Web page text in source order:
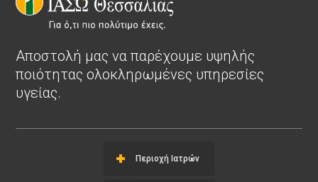
Αποστολή μας να παρέχουμε υψηλής
ποιότητας ολοκληρωμένες υπηρεσίες
υγείας.
Περιοχή Ιατρών